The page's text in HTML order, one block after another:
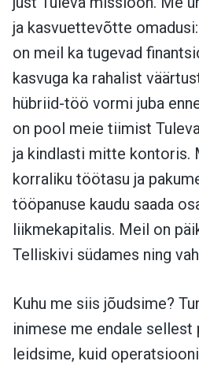
ja kasvuettevõtte
on meil ka tugevad
kasvuga ka rahalist
hübriid-töö vormi juba
on pool meie tiimist
ja kindlasti mitte kontoris.
korraliku töötasu ja
tööpanuse kaudu saada
liikmekapitalis. Meil on
Telliskivi südames ning
Kuhu me siis jõudsime?
inimese me endale
leidsime, kuid